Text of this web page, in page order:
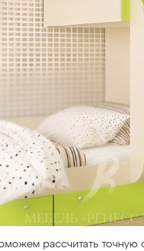
рассчитать точную